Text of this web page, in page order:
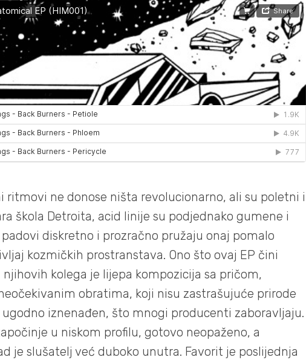
ritmovi ne donose ništa revolucionarno, ali su poletni i
škola Detroita, acid linije su podjednako gumene i
diskretno i prozračno pružaju onaj pomalo
kozmičkih prostranstava. Ono što ovaj EP čini
kolega je lijepa kompozicija sa pričom,
obratima, koji nisu zastrašujuće prirode
iznenađen, što mnogi producenti zaboravljaju.
u niskom profilu, gotovo neopaženo, a
je slušatelj već duboko unutra. Favorit je poslijednja